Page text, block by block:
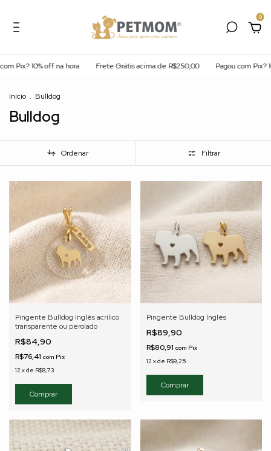
0
Pix? 10% off na hora Frete Grátis acima de R$250,00 Pagou com Pix?
Início . Bulldog
Bulldog
Ordenar Filtrar
Pingente Bulldog Inglês acrílico
transparente ou perolado
R$84,90
R$76,41 com Pix
12 xde R$8,73
Comprar
Pingente Bulldog Inglês
R$89,90
R$80,91 com Pix
12 xde R$9,25
Comprar